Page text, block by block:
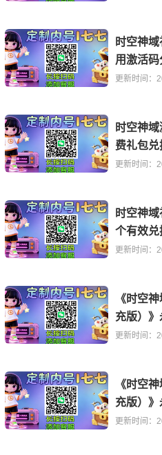
游戏大全 0.1折开箱子手游大全
时空神
用激活码
更新时间：
时空神
费礼包
更新时间：
时空神
个有效
更新时间：
《时空
充版）
公告
更新时间：
《时空
充版）
公告
更新时间：